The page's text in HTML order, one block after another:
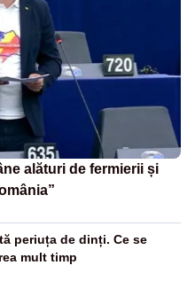
alături de fermierii și
periuța de dinți. Ce se
mult timp